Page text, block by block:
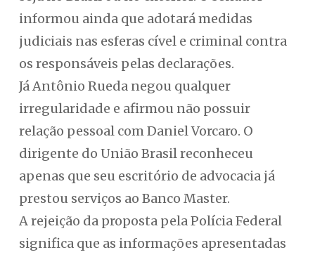
informou ainda que adotará medidas
judiciais nas esferas cível e criminal contra
os responsáveis pelas declarações.
Já Antônio Rueda negou qualquer
irregularidade e afirmou não possuir
relação pessoal com Daniel Vorcaro. O
dirigente do União Brasil reconheceu
apenas que seu escritório de advocacia já
prestou serviços ao Banco Master.
A rejeição da proposta pela Polícia Federal
significa que as informações apresentadas